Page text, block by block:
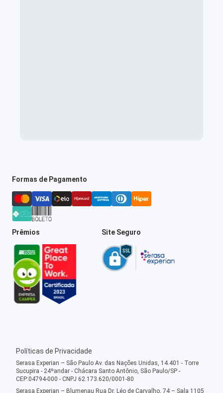
Formas de Pagamento
Prêmios Site Seguro
Políticas de Privacidade
Serasa Experian – São Paulo Av. das Nações Unidas, 14.401 - Torre
Sucupira - 24ºandar - Chácara Santo Antônio, São Paulo/SP -
CEP:04794-000 - CNPJ 62.173.620/0001-80
Serasa Experian – Blumenau Rua Dr. Léo de Carvalho, 74 – Sala 1105